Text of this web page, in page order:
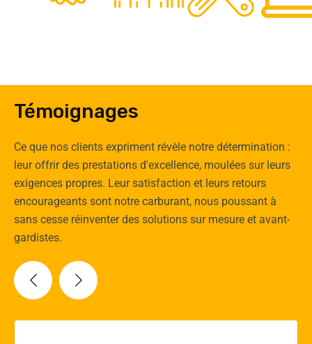
Experts
Témoignages
Ce que nos clients expriment révèle notre détermination :
leur offrir des prestations d'excellence, moulées sur leurs
exigences propres. Leur satisfaction et leurs retours
encourageants sont notre carburant, nous poussant à
sans cesse réinventer des solutions sur mesure et avant-
gardistes.